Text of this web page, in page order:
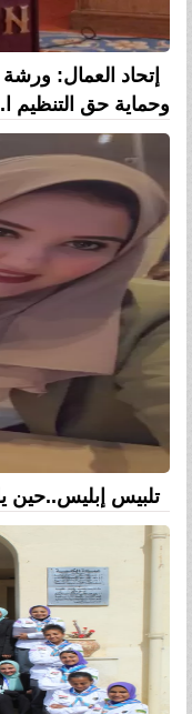
إتحاد العمال:
وحماية حق التنظيم
تلبيس إبليس..حين